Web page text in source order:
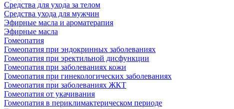
Средства для ухода за телом
Средства ухода для мужчин
Эфирные масла и ароматерапия
Эфирные масла
Гомеопатия
Гомеопатия при эндокринных заболеваниях
Гомеопатия при эректильной дисфункции
Гомеопатия при заболеваниях кожи
Гомеопатия при гинекологических заболеваниях
Гомеопатия при заболеваниях ЖКТ
Гомеопатия от укачивания
Гомеопатия в периклимактерическом периоде